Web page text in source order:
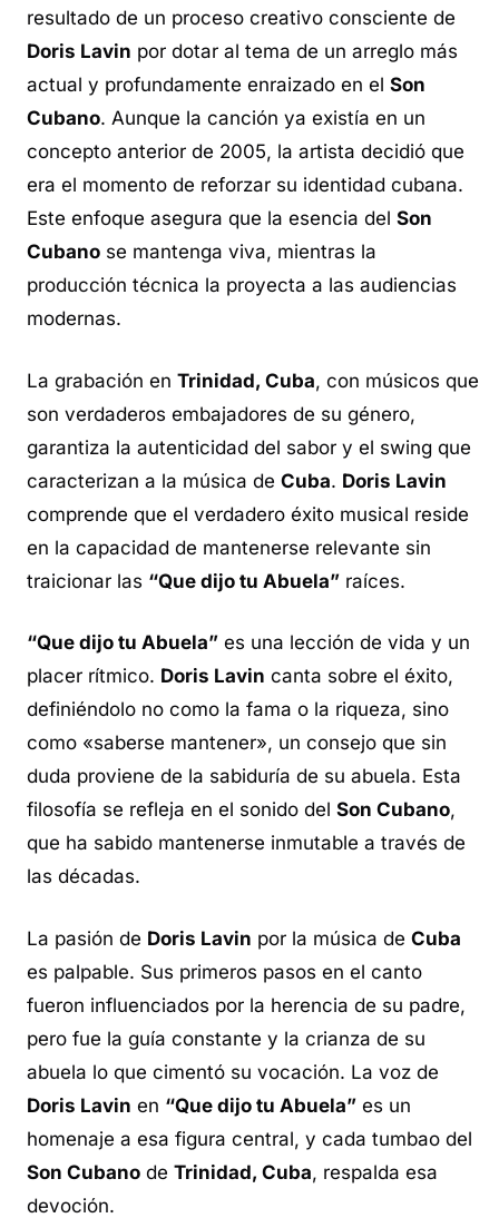
resultado de un proceso creativo consciente de
Doris Lavin por dotar al tema de un arreglo más
actual y profundamente enraizado en el Son
Cubano. Aunque la canción ya existía en un
concepto anterior de 2005, la artista decidió que
era el momento de reforzar su identidad cubana.
Este enfoque asegura que la esencia del Son
Cubano se mantenga viva, mientras la
producción técnica la proyecta a las audiencias
modernas.
La grabación en Trinidad, Cuba, con músicos que
son verdaderos embajadores de su género,
garantiza la autenticidad del sabor y el swing que
caracterizan a la música de Cuba. Doris Lavin
comprende que el verdadero éxito musical reside
en la capacidad de mantenerse relevante sin
traicionar las “Que dijo tu Abuela” raíces.
“Que dijo tu Abuela” es una lección de vida y un
placer rítmico. Doris Lavin canta sobre el éxito,
definiéndolo no como la fama o la riqueza, sino
como «saberse mantener», un consejo que sin
duda proviene de la sabiduría de su abuela. Esta
filosofía se refleja en el sonido del Son Cubano,
que ha sabido mantenerse inmutable a través de
las décadas.
La pasión de Doris Lavin por la música de Cuba
es palpable. Sus primeros pasos en el canto
fueron influenciados por la herencia de su padre,
pero fue la guía constante y la crianza de su
abuela lo que cimentó su vocación. La voz de
Doris Lavin en “Que dijo tu Abuela” es un
homenaje a esa figura central, y cada tumbao del
Son Cubano de Trinidad, Cuba, respalda esa
devoción.